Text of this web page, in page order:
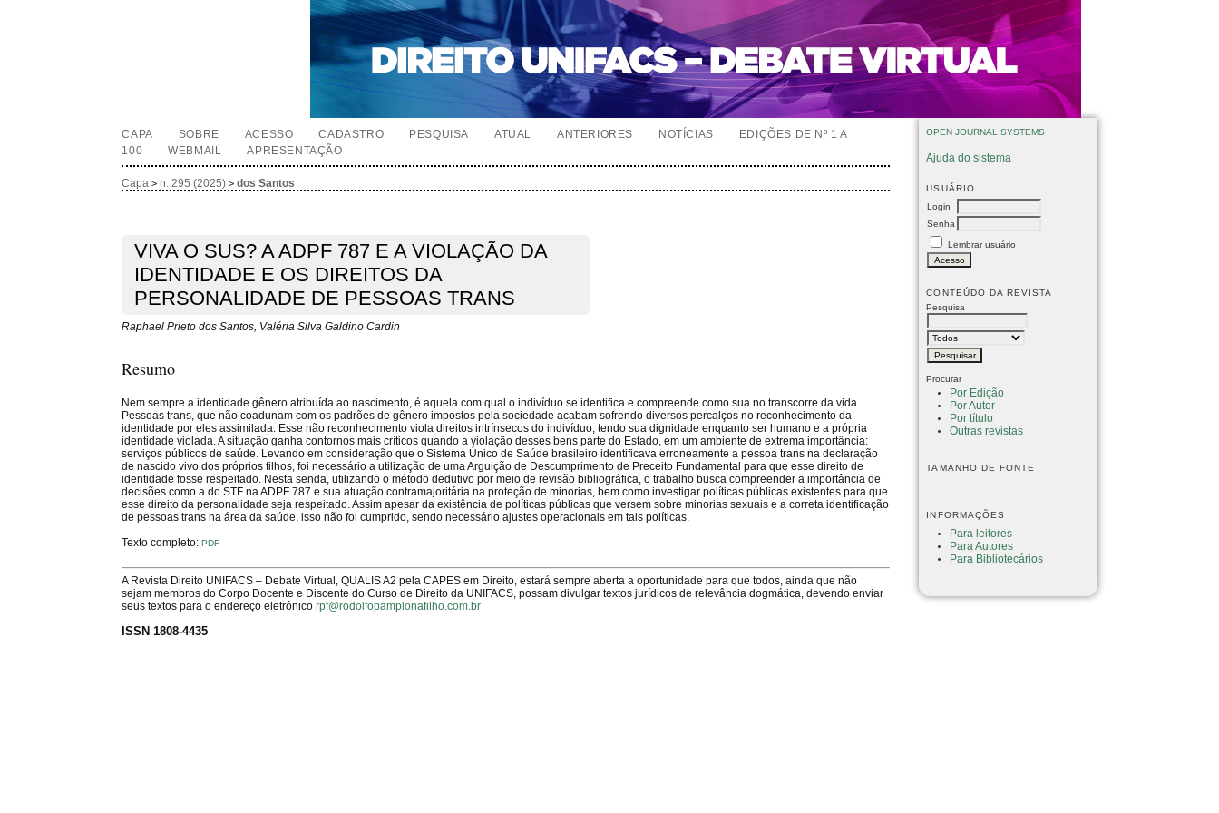
OPEN JOURNAL SYSTEMS
Ajuda do sistema
USUÁRIO
Login
Senha
Lembrar usuário
CONTEÚDO DA REVISTA
Pesquisa
Procurar
Por Edição
Por Autor
Por título
Outras revistas
TAMANHO DE FONTE
INFORMAÇÕES
Para leitores
Para Autores
Para Bibliotecários
CAPA SOBRE ACESSO CADASTRO PESQUISA ATUAL ANTERIORES NOTÍCIAS
EDIÇÕES DE Nº 1 A
100
WEBMAIL APRESENTAÇÃO
Capa >n. 295 (2025) >dos Santos
VIVA O SUS? A ADPF 787 E A VIOLAÇÃO DA
IDENTIDADE E OS DIREITOS DA
PERSONALIDADE DE PESSOAS TRANS
Raphael Prieto dos Santos, Valéria Silva Galdino Cardin
Resumo
Nem sempre a identidade gênero atribuída ao nascimento, é aquela com qual o indivíduo se identifica e compreende como sua no transcorre da vida.
Pessoas trans, que não coadunam com os padrões de gênero impostos pela sociedade acabam sofrendo diversos percalços no reconhecimento da
identidade por eles assimilada. Esse não reconhecimento viola direitos intrínsecos do indivíduo, tendo sua dignidade enquanto ser humano e a própria
identidade violada. A situação ganha contornos mais críticos quando a violação desses bens parte do Estado, em um ambiente de extrema importância:
serviços públicos de saúde. Levando em consideração que o Sistema Único de Saúde brasileiro identificava erroneamente a pessoa trans na declaração
de nascido vivo dos próprios filhos, foi necessário a utilização de uma Arguição de Descumprimento de Preceito Fundamental para que esse direito de
identidade fosse respeitado. Nesta senda, utilizando o método dedutivo por meio de revisão bibliográfica, o trabalho busca compreender a importância de
decisões como a do STF na ADPF 787 e sua atuação contramajoritária na proteção de minorias, bem como investigar políticas públicas existentes para que
esse direito da personalidade seja respeitado. Assim apesar da existência de políticas públicas que versem sobre minorias sexuais e a correta identificação
de pessoas trans na área da saúde, isso não foi cumprido, sendo necessário ajustes operacionais em tais políticas.
Texto completo:PDF
A Revista Direito UNIFACS – Debate Virtual, QUALIS A2 pela CAPES em Direito, estará sempre aberta a oportunidade para que todos, ainda que não
sejam membros do Corpo Docente e Discente do Curso de Direito da UNIFACS, possam divulgar textos jurídicos de relevância dogmática, devendo enviar
seus textos para o endereço eletrônicorpf@rodolfopamplonafilho.com.br
ISSN 1808-4435